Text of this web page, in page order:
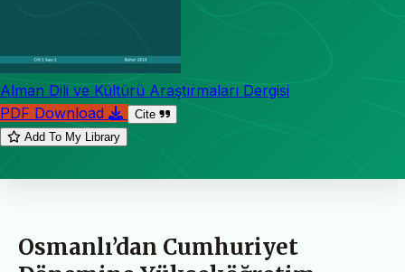
Alman Dili ve Kültürü Araştırmaları Dergisi
PDF Download
Cite
Add To My Library
Osmanlı’dan Cumhuriyet